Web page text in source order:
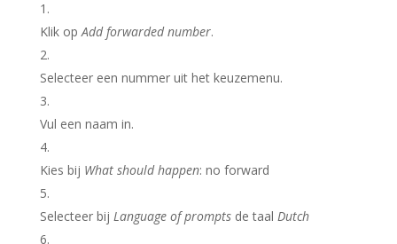
Klik opAdd forwarded number.
Selecteer een nummer uit het keuzemenu.
Vul een naam in.
Kies bij What should happen: no forward
Selecteer bij Language of promptsde taal Dutch